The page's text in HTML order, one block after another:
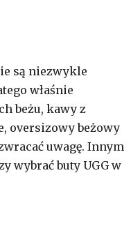
są niezwykle
właśnie
beżu, kawy z
oversizowy beżowy
uwagę. Innym
wybrać buty UGG w